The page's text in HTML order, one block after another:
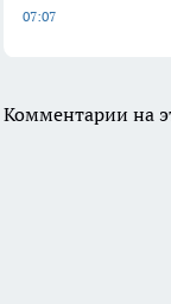
07:07
Комментарии на